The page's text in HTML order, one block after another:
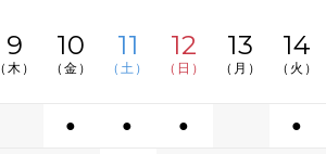
9
（木）
10
（金）
11
（土）
12
（日）
13
（月）
14
（火）
● ● ● ●